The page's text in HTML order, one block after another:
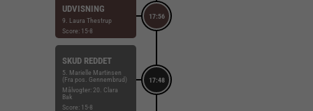
17:56
UDVISNING
9. Laura Thestrup
Score: 15-8
17:48
SKUD REDDET
5. Marielle Martinsen
(Fra pos. Gennembrud)
Målvogter: 20. Clara
Bak
Score: 15-8